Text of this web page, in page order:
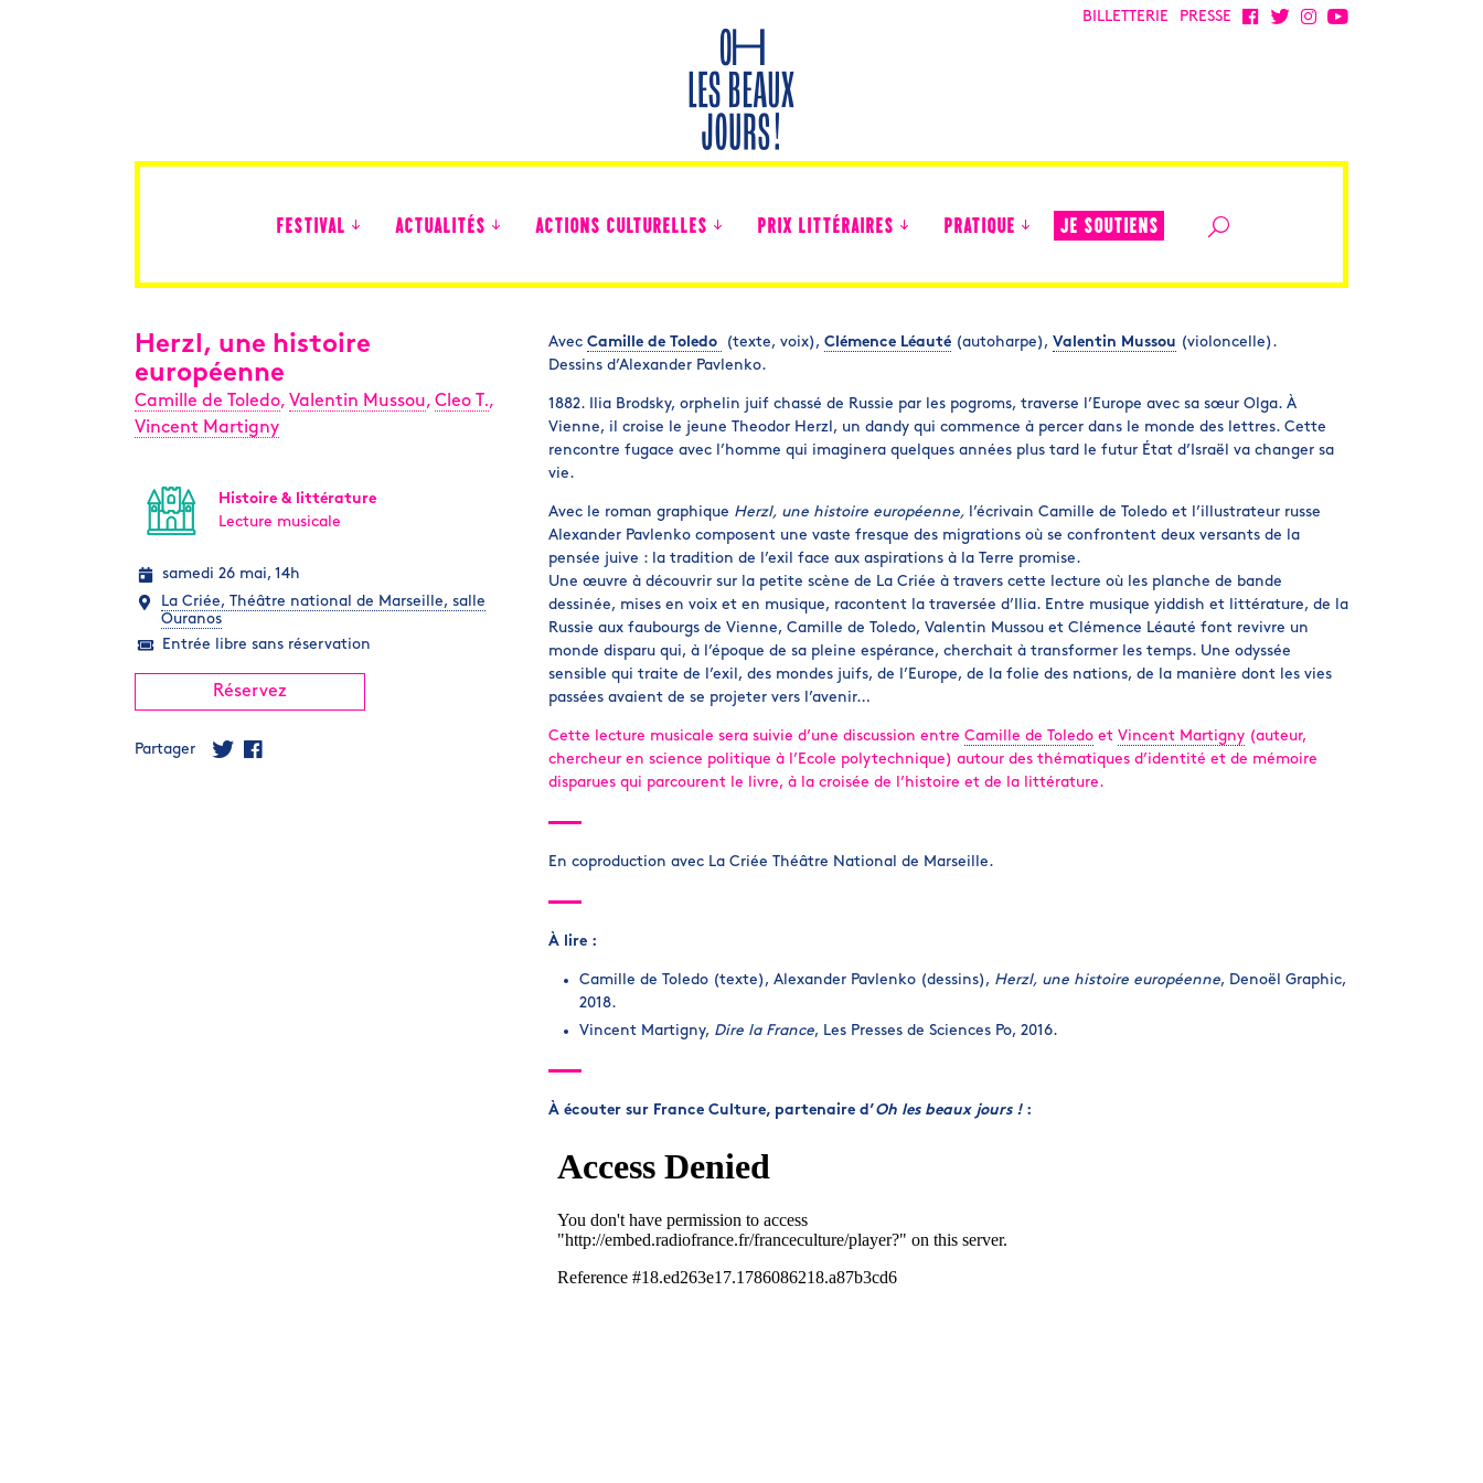
BILLETTERIE PRESSE
FESTIVAL ACTUALITÉS ACTIONS CULTURELLES
Des nouvelles des collégiens
PRIX LITTÉRAIRES PRATIQUE JE SOUTIENS
Herzl, une histoire
européenne
Camille de Toledo, Valentin Mussou, Cleo T.,
Vincent Martigny
Histoire & littérature
Lecture musicale
samedi 26 mai, 14h
La Criée, Théâtre national de Marseille, salle
Ouranos
Entrée libre sans réservation
Réservez
Partager
Avec Camille de Toledo (texte, voix), Clémence Léauté(autoharpe), Valentin Mussou (violoncelle).
Dessins d’Alexander Pavlenko.
1882. Ilia Brodsky, orphelin juif chassé de Russie par les pogroms, traverse l’Europe avec sa sœur Olga. À
Vienne, il croise le jeune Theodor Herzl, un dandy qui commence à percer dans le monde des lettres. Cette
rencontre fugace avec l’homme qui imaginera quelques années plus tard le futur État d’Israël va changer sa
vie.
Avec le roman graphique Herzl, une histoire européenne, l’écrivain Camille de Toledo et l’illustrateur russe
Alexander Pavlenko composent une vaste fresque des migrations où se confrontent deux versants de la
pensée juive : la tradition de l’exil face aux aspirations à la Terre promise.
Une œuvre à découvrir sur la petite scène de La Criée à travers cette lecture où les planche de bande
dessinée, mises en voix et en musique, racontent la traversée d’Ilia. Entre musique yiddish et littérature, de la
Russie aux faubourgs de Vienne, Camille de Toledo, Valentin Mussou et Clémence Léauté font revivre un
monde disparu qui, à l’époque de sa pleine espérance, cherchait à transformer les temps. Une odyssée
sensible qui traite de l’exil, des mondes juifs, de l’Europe, de la folie des nations, de la manière dont les vies
passées avaient de se projeter vers l’avenir…
Cette lecture musicale sera suivie d’une discussion entre Camille de Toledoet Vincent Martigny(auteur,
chercheur en science politique à l’Ecole polytechnique) autour des thématiques d’identité et de mémoire
disparues qui parcourent le livre, à la croisée de l’histoire et de la littérature.
En coproduction avec La Criée Théâtre National de Marseille.
À lire :
Camille de Toledo (texte), Alexander Pavlenko (dessins), Herzl, une histoire européenne, Denoël Graphic,
2018.
Vincent Martigny, Dire la France, Les Presses de Sciences Po, 2016.
À écouter sur France Culture, partenaire d’Oh les beaux jours !: